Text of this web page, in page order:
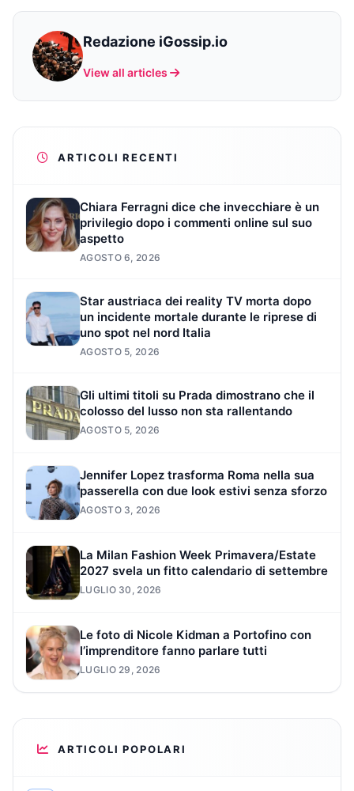
Redazione iGossip.io
View all articles
ARTICOLI RECENTI
Chiara Ferragni dice che invecchiare è un
privilegio dopo i commenti online sul suo
aspetto
AGOSTO 6, 2026
Star austriaca dei reality TV morta dopo
un incidente mortale durante le riprese di
uno spot nel nord Italia
AGOSTO 5, 2026
Gli ultimi titoli su Prada dimostrano che il
colosso del lusso non sta rallentando
AGOSTO 5, 2026
Jennifer Lopez trasforma Roma nella sua
passerella con due look estivi senza sforzo
AGOSTO 3, 2026
La Milan Fashion Week Primavera/Estate
2027 svela un fitto calendario di settembre
LUGLIO 30, 2026
Le foto di Nicole Kidman a Portofino con
l’imprenditore fanno parlare tutti
LUGLIO 29, 2026
ARTICOLI POPOLARI